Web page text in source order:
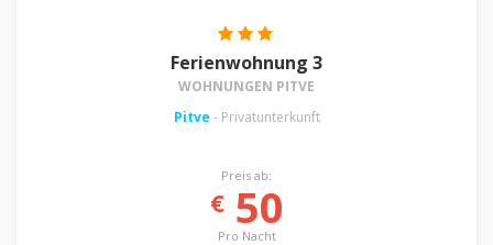
Ferienwohnung 3
WOHNUNGEN PITVE
Pitve - Privatunterkunft
Preis ab:
€50
Pro Nacht